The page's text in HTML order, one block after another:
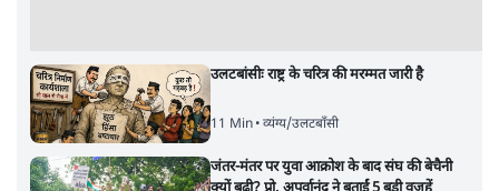
उलटबांसीः राष्ट्र के चरित्र की मरम्मत जारी है
11 Min• व्यंग्य/उलटबाँसी
जंतर-मंतर पर युवा आक्रोश के बाद संघ की बेचैनी